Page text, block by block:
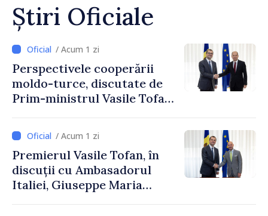
Știri Oficiale
/ Acum 1 zi
Perspectivele cooperării
moldo-turce, discutate de
Prim-ministrul Vasile Tofan
Uygar Mustafa Sertel
/ Acum 1 zi
Premierul Vasile Tofan, în
discuții cu Ambasadorul
Italiei, Giuseppe Maria